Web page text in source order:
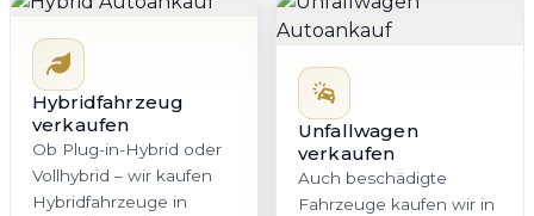
Hybridfahrzeug
verkaufen
Ob Plug-in-Hybrid oder
Vollhybrid – wir kaufen
Hybridfahrzeuge in
Unfallwagen
verkaufen
Auch beschädigte
Fahrzeuge kaufen wir in